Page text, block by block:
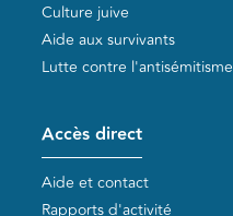
Culture juive
Aide aux survivants
Lutte contre l'antisémitisme
Accès direct
Aide et contact
Rapports d'activité